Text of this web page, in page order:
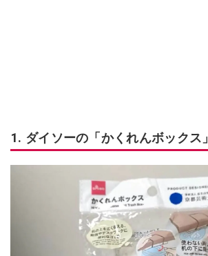
1. ダイソーの「かくれんボックス」